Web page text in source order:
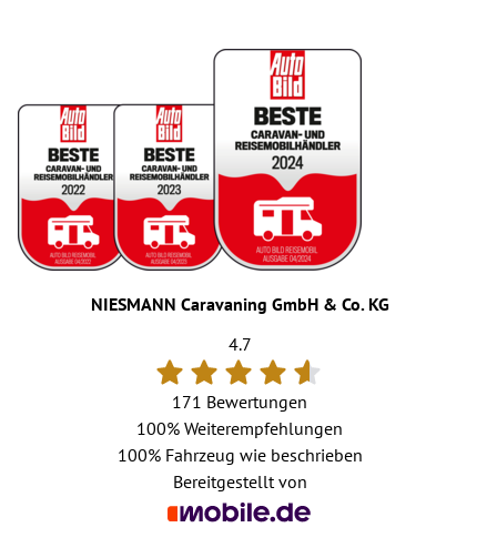
NIESMANN Caravaning GmbH & Co. KG
4.7
171 Bewertungen
100% Weiterempfehlungen
100%Fahrzeug wie beschrieben
Bereitgestellt von